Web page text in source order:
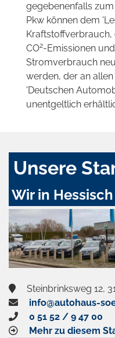
gegebenenfalls
Pkw können dem
Kraftstoffverbrauch,
CO2-Emissionen
Stromverbrauch
werden, der an
'Deutschen
unentgeltlich
Unsere
Wir in
Steinbrinksweg 12,
info@autohaus-
0 51 52 / 9 47 00
Mehr zu diesem